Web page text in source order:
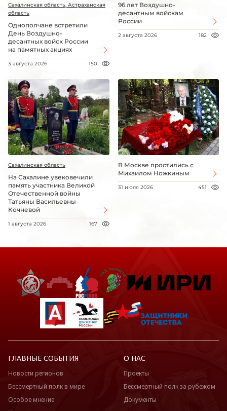
Сахалинская область, Астраханская
область
Однополчане встретили
День Воздушно-
десантных войск России
на памятных акциях
3 августа 2026 150
96 лет Воздушно-
десантным войскам
России
2 августа 2026 182
Сахалинская область
На Сахалине увековечили
память участника Великой
Отечественной войны
Татьяны Васильевны
Кочневой
1 августа 2026 167
В Москве простились с
Михаилом Ножкиным
31 июля 2026 451
ГЛАВНЫЕ СОБЫТИЯ
Новости регионов
Бессмертный полк в мире
Особое мнение
О НАС
Проекты
Бессмертный полк за рубежом
Документы